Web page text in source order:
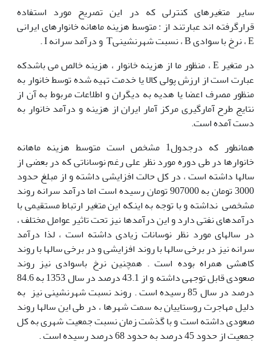
سایر متغیرهای کنترلی که در این تصریح مورد استفاده
قرارگرفته اند عبارتند از : متوسط هزینه ماهانه خانوارهای ایرانی
E ، نرخ با سوادی B ، نسبت شهرنشینیT و درآمد سرانه I .
در متغیر E ، منظور ما از هزینه خانوار ، هزینه خالص می باشدکه
عبارت است از ارزش پولی کالا یا خدمت تهیه شده توسط خانوار به
منظور مصرف اعضا یا هدیه به دیگران و اطلاعات مربوط به آن از
نتایج طرح آمارگیری مرکز آمار ایران از هزینه و درآمد خانوار به
دست آمده است.
همانطور که درجدول1 مشخص است متوسط هزینه ماهانه
خانوارها در طی دوره مورد نظر علی رغم نوساناتی که در بعضی از
سالها داشته است ، در کل حالت افزایشی داشته و از مبلغ حدود
3000 تومان به 907000 تومان رسیده است اما درآمد سرانه روند
مشخصی نداشته و با توجه به اینکه این متغیر ارتباط مستقیمی با
درآمدهای نفتی دارد و این درآمدها نیز تحت تاثیر عوامل مختلف ،
در سالهای مورد نظر نوسانات زیادی داشته است ، لذا درآمد
سرانه نیز در برخی سالها با روند افزایشی و در برخی سالها با روند
کاهشی همراه بوده است . همچنین نرخ باسوادی نیز روند
صعودی قابل توجهی داشته و از 43.1 درصد در سال 1353 به 84.6
درصد در سال 85 رسیده است . روند نسبت شهرنشینی نیز به
دلیل مهاجرت روستاییان به سمت شهرها ، در طی این سالها روند
صعودی داشته است و با گذشت زمان نسبت جمعیت شهری به کل
جمعیت از حدود 45 درصد به حدود 68 درصد رسیده است .